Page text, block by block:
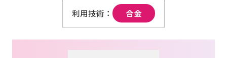
サステナビリティ
合金